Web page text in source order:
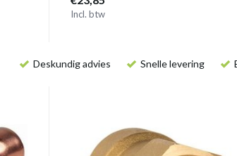
Incl. btw
Deskundig advies Snelle levering